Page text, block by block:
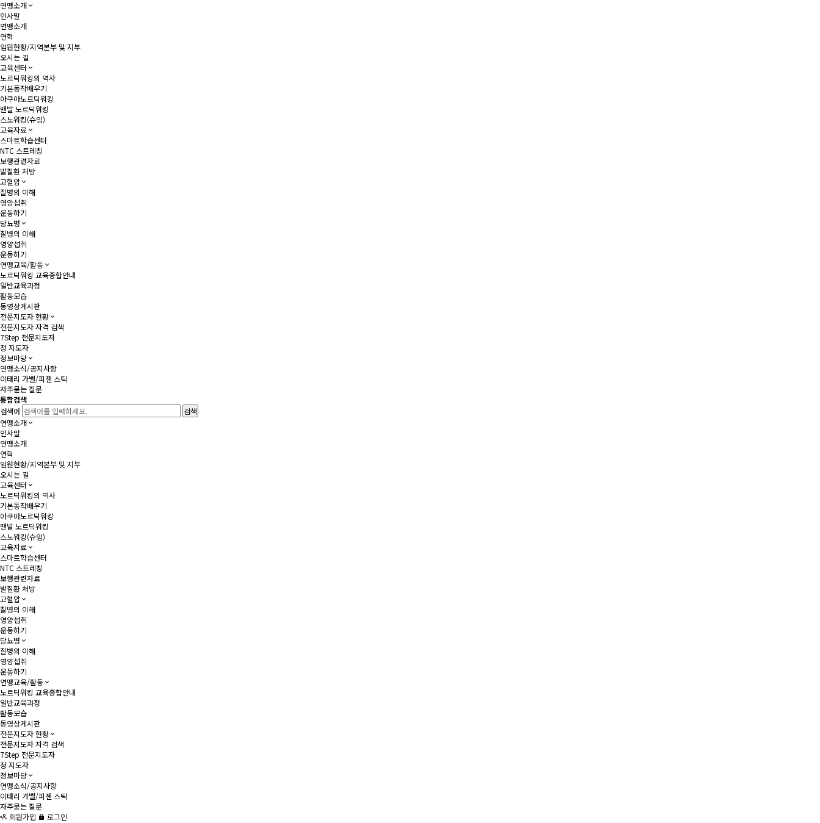
연맹소개
인사말
연맹소개
연혁
임원현황/지역본부 및 지부
오시는 길
교육센터
노르딕워킹의 역사
기본동작배우기
아쿠아노르딕워킹
맨발 노르딕워킹
스노워킹(슈잉)
교육자료
스마트학습센터
NTC 스트레칭
보행관련자료
발질환 처방
고혈압
질병의 이해
영양섭취
운동하기
당뇨병
질병의 이해
영양섭취
운동하기
연맹교육/활동
노르딕워킹 교육종합안내
일반교육과정
활동모습
동영상게시판
전문지도자 현황
전문지도자 자격 검색
7Step 전문지도자
정 지도자
정보마당
연맹소식/공지사항
이태리 가벨/피젠 스틱
자주묻는 질문
통합검색
검색어
연맹소개
인사말
연맹소개
연혁
임원현황/지역본부 및 지부
오시는 길
교육센터
노르딕워킹의 역사
기본동작배우기
아쿠아노르딕워킹
맨발 노르딕워킹
스노워킹(슈잉)
교육자료
스마트학습센터
NTC 스트레칭
보행관련자료
발질환 처방
고혈압
질병의 이해
영양섭취
운동하기
당뇨병
질병의 이해
영양섭취
운동하기
연맹교육/활동
노르딕워킹 교육종합안내
일반교육과정
활동모습
동영상게시판
전문지도자 현황
전문지도자 자격 검색
7Step 전문지도자
정 지도자
정보마당
연맹소식/공지사항
이태리 가벨/피젠 스틱
자주묻는 질문
회원가입
로그인